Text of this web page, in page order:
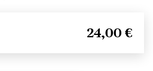
24,00 €